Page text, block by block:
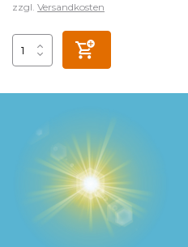
zzgl. Versandkosten